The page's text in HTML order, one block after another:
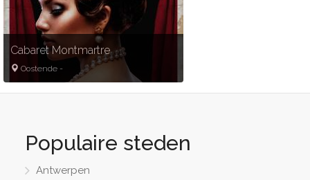
Cabaret Montmartre
Oostende -
Populaire steden
Antwerpen